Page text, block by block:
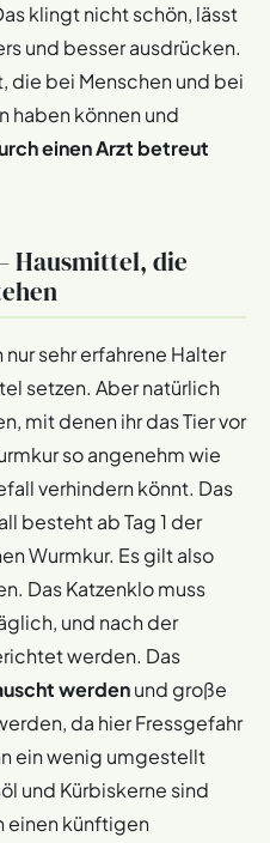
klingt nicht schön, lässt
und besser ausdrücken.
die bei Menschen und bei
haben können und
einen Arzt betreut
Hausmittel, die
sehr erfahrene Halter
setzen. Aber natürlich
mit denen ihr das Tier vor
so angenehm wie
verhindern könnt. Das
besteht ab Tag 1 der
Wurmkur. Es gilt also
Das Katzenklo muss
und nach der
werden. Das
werdenund große
da hier Fressgefahr
ein wenig umgestellt
und Kürbiskerne sind
einen künftigen